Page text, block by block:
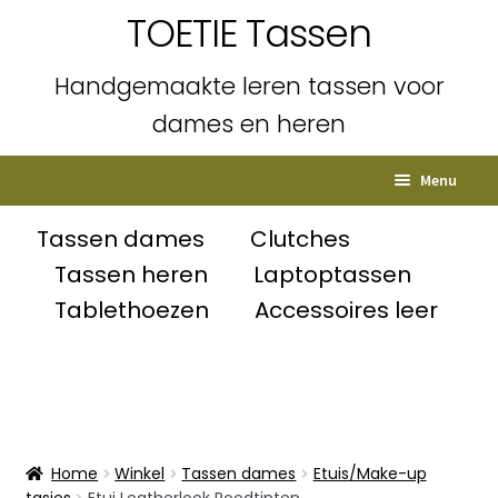
TOETIE Tassen
Handgemaakte leren tassen voor
dames en heren
navigatie
inhoud
Menu
Home
Mijn account
Tassen dames
Clutches
Tassen heren
Laptoptassen
Tablethoezen
Accessoires leer
Home Winkel Tassen dames
Etuis/Make-up